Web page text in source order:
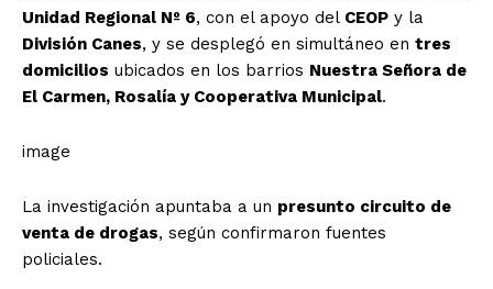
Unidad Regional Nº 6, con el apoyo del CEOP y la
División Canes, y se desplegó en simultáneo en tres
domicilios ubicados en los barrios Nuestra Señora de
El Carmen, Rosalía y Cooperativa Municipal.
image
La investigación apuntaba a un presunto circuito de
venta de drogas, según confirmaron fuentes
policiales.